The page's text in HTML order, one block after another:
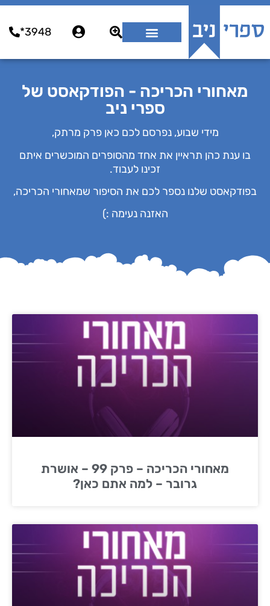
3948*
מאחורי הכריכה - הפודקאסט של
ספרי ניב
מידי שבוע, נפרסם לכם כאן פרק מרתק,
בו ענת כהן תראיין את אחד מהסופרים המוכשרים איתם
זכינו לעבוד.
בפודקאסט שלנו נספר לכם את הסיפור שמאחורי הכריכה,
האזנה נעימה :)
מאחורי הכריכה – פרק 99 – אושרת
גרובר – למה אתם כאן?